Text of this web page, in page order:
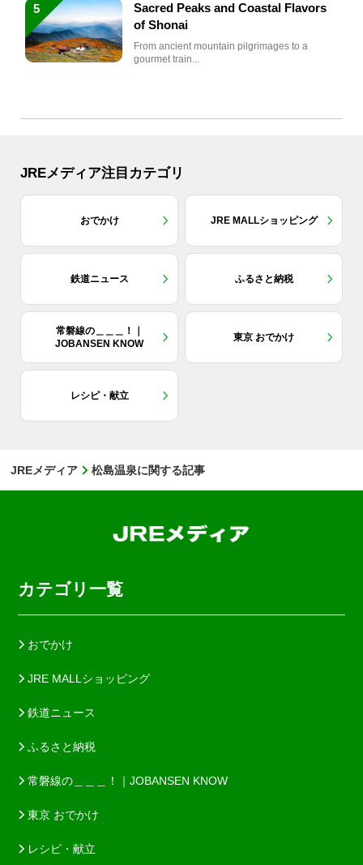
5
Sacred Peaks and Coastal Flavors
of Shonai
From ancient mountain pilgrimages to a
gourmet train...
JREメディア注目カテゴリ
おでかけ JRE MALLショッピング
鉄道ニュース ふるさと納税
常磐線の＿＿＿！｜
JOBANSEN KNOW
東京 おでかけ
レシピ・献立
JREメディア 松島温泉に関する記事
カテゴリ一覧
おでかけ
JRE MALLショッピング
鉄道ニュース
ふるさと納税
常磐線の＿＿＿！｜JOBANSEN KNOW
東京 おでかけ
レシピ・献立